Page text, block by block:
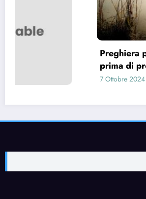
per capire cosa fare (Preghiera
prendere una decisione)